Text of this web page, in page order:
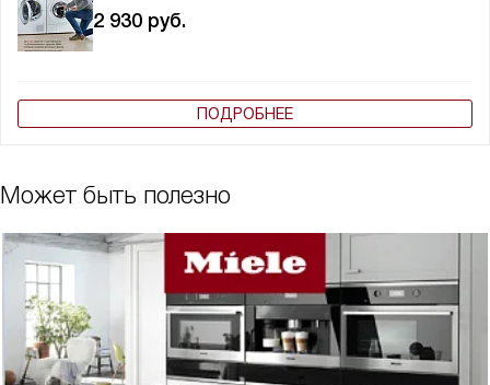
2 930 руб.
ПОДРОБНЕЕ
Может быть полезно